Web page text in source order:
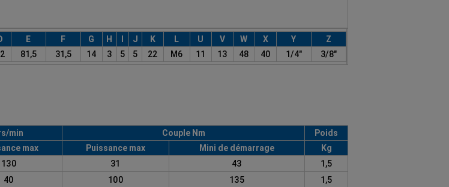
E F G H J K L U V W X Y
Z
81,5 31,5 14 3 5 5 22 M6 11 13 48 40 1/4" 3/8"
min Couple Nm
Poids
max Puissance max Mini de démarrage
Kg
130 31 43
1,5
40 100 135 1,5